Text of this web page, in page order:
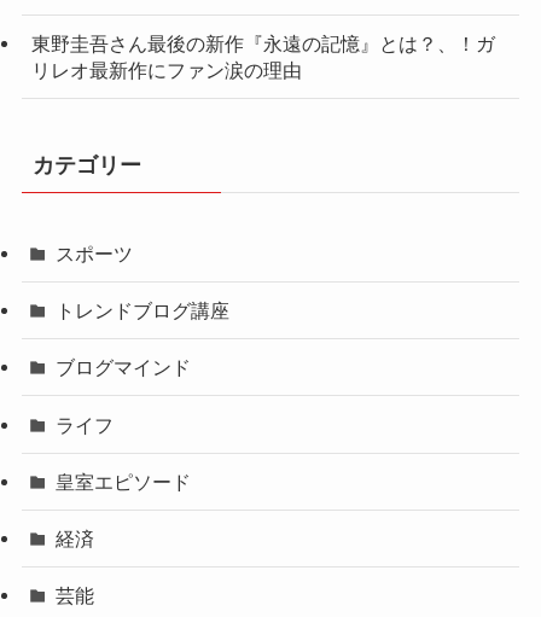
東野圭吾さん最後の新作『永遠の記憶』とは？、！ガ
リレオ最新作にファン涙の理由
カテゴリー
スポーツ
トレンドブログ講座
ブログマインド
ライフ
皇室エピソード
経済
芸能